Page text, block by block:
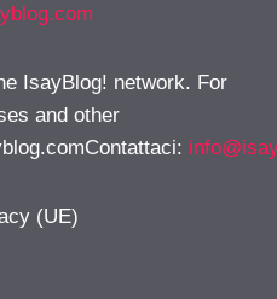
IsayBlog! network. For
and other
:
(UE)